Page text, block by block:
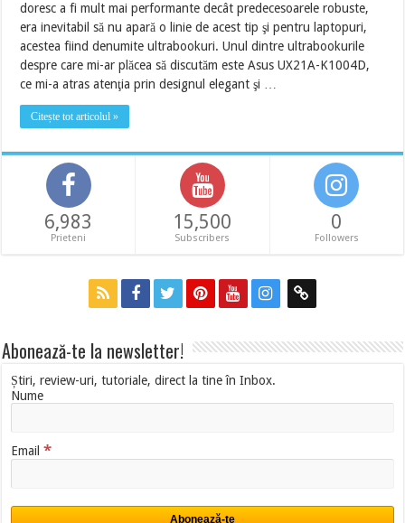
doresc a fi mult mai performante decât predecesoarele robuste,
era inevitabil să nu apară o linie de acest tip şi pentru laptopuri,
acestea fiind denumite ultrabookuri. Unul dintre ultrabookurile
despre care mi-ar plăcea să discutăm este Asus UX21A-K1004D,
ce mi-a atras atenţia prin designul elegant şi …
Citește tot articolul »
6,983
Prieteni
15,500
Subscribers
0
Followers
Abonează-te la newsletter!
Știri, review-uri, tutoriale, direct la tine în Inbox.
Nume
Email*